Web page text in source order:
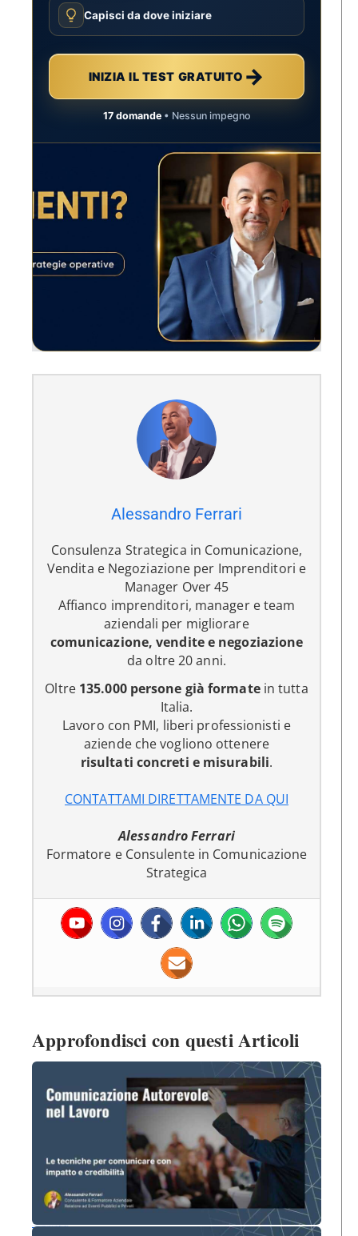
Capisci da dove iniziare
INIZIA IL TEST GRATUITO →
17 domande• Nessun impegno
Alessandro Ferrari
Consulenza Strategica in Comunicazione,
Vendita e Negoziazione per Imprenditori e
Manager Over 45
Affianco imprenditori, manager e team
aziendali per migliorare
comunicazione, vendite e negoziazione
da oltre 20 anni.
Oltre 135.000 persone già formatein tutta
Italia.
Lavoro con PMI, liberi professionisti e
aziende che vogliono ottenere
risultati concreti e misurabili.
CONTATTAMI DIRETTAMENTE DA QUI
Alessandro Ferrari
Formatore e Consulente in Comunicazione
Strategica
Approfondisci con questi Articoli